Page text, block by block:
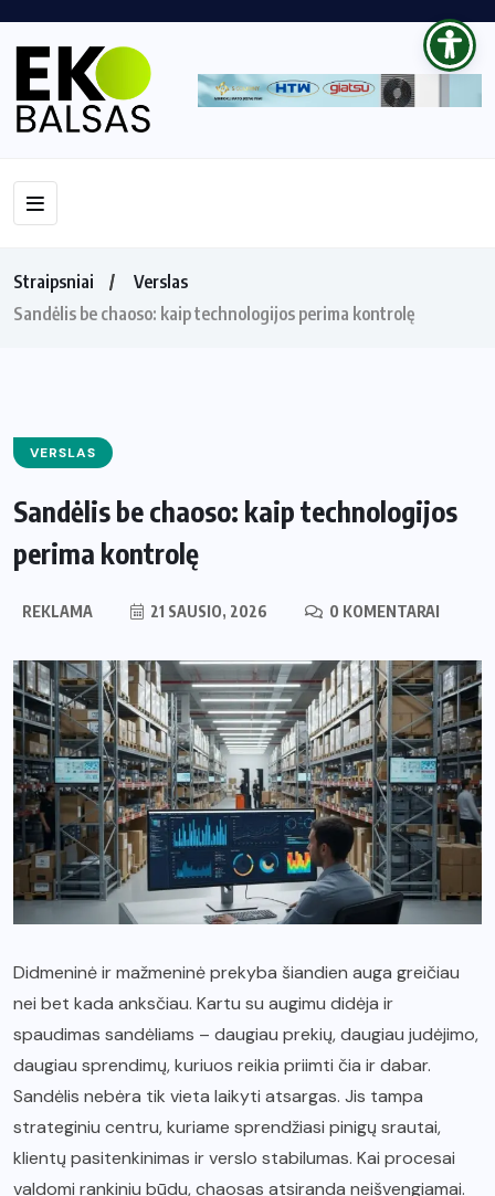
Straipsniai
Verslas
Sandėlis be chaoso: kaip technologijos perima kontrolę
VERSLAS
Sandėlis be chaoso: kaip technologijos
perima kontrolę
REKLAMA 21 SAUSIO, 2026 0 KOMENTARAI
Didmeninė ir mažmeninė prekyba šiandien auga greičiau
nei bet kada anksčiau. Kartu su augimu didėja ir
spaudimas sandėliams – daugiau prekių, daugiau judėjimo,
daugiau sprendimų, kuriuos reikia priimti čia ir dabar.
Sandėlis nebėra tik vieta laikyti atsargas. Jis tampa
strateginiu centru, kuriame sprendžiasi pinigų srautai,
klientų pasitenkinimas ir verslo stabilumas. Kai procesai
valdomi rankiniu būdu, chaosas atsiranda neišvengiamai.